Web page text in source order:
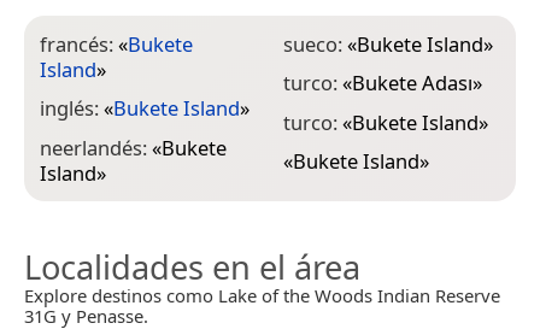
francés:«Bukete
Island»
inglés:«Bukete Island»
neerlandés:«Bukete
Island»
sueco:«Bukete Island»
turco:«Bukete Adası»
turco:«Bukete Island»
«Bukete Island»
Localidades en el área
Explore destinos como Lake of the Woods Indian Reserve
31G y Penasse.